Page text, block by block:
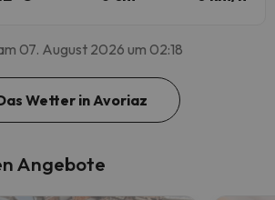
07. August 2026 um 02:18
Wetter in Avoriaz
Angebote